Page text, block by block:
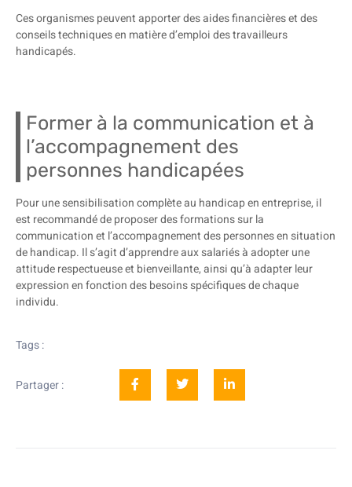
Ces organismes peuvent apporter des aides financières et des
conseils techniques en matière d’emploi des travailleurs
handicapés.
Former à la communication et à
l’accompagnement des
personnes handicapées
Pour une sensibilisation complète au handicap en entreprise, il
est recommandé de proposer des formations sur la
communication et l’accompagnement des personnes en situation
de handicap. Il s’agit d’apprendre aux salariés à adopter une
attitude respectueuse et bienveillante, ainsi qu’à adapter leur
expression en fonction des besoins spécifiques de chaque
individu.
Tags :
Partager :